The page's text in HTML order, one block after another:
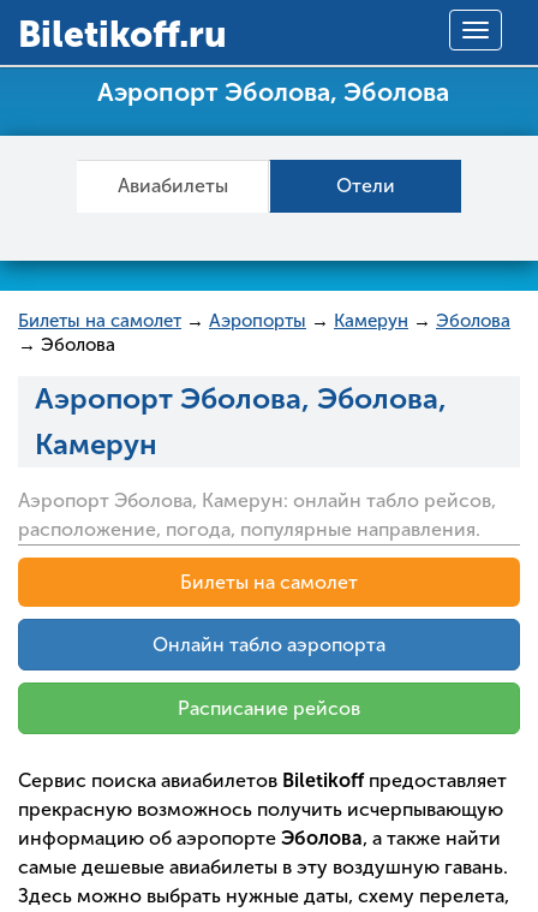
Toggle
Вiletikoff.ru
Аэропорт Эболова, Эболова
Авиабилеты Отели
Билеты на самолет → Аэропорты → Камерун → Эболова
→ Эболова
Аэропорт Эболова, Эболова,
Камерун
Аэропорт Эболова, Камерун: онлайн табло рейсов,
расположение, погода, популярные направления.
Билеты на самолет
Онлайн табло аэропорта
Расписание рейсов
Сервис поиска авиабилетов Biletikoffпредоставляет
прекрасную возможнось получить исчерпывающую
информацию об аэропорте Эболова, а также найти
самые дешевые авиабилеты в эту воздушную гавань.
Здесь можно выбрать нужные даты, схему перелета,